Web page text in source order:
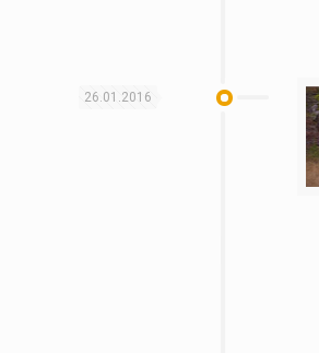
26.01.2016